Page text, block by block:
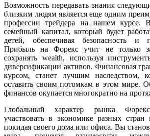
Возможность передавать знания
близким людям является еще одним
профессии трейдера на нашем курсе.
семейный капитал, который будет
детей, обеспечивая безопасность и
Прибыль на Форекс учит не только
сохранять wealth, используя
диверсификации активов. Финансовая
курсом, станет лучшим наследством,
оставить своим потомкам в этом мире.
финансов окупается многократно на
Глобальный характер рынка
участвовать в экономике разных
покидая своего дома или офиса. Вы